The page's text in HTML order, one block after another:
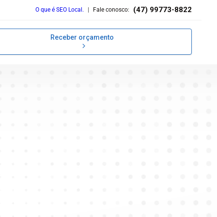
O que é SEO Local. Fale conosco: (47) 99773-8822
Receber orçamento